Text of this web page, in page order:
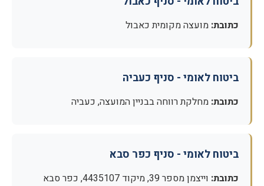
כתובת: מועצה מקומית כאבול
ביטוח לאומי - סניף כעביה
כתובת: מחלקת רווחה בבניין המועצה, כעביה
ביטוח לאומי - סניף כפר סבא
כתובת: וייצמן מספר 39, מיקוד 4435107, כפר סבא